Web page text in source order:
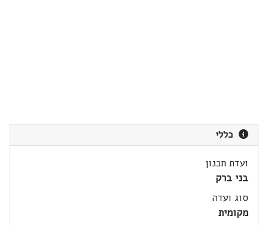
כללי
ועדת תכנון
בני ברק
סוג ועדה
מקומית